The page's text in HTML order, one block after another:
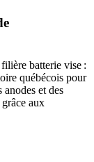
batterie vise :
québécois pour
anodes et des
aux